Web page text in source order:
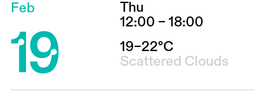
Feb
19
Thu
12:00 – 18:00
19–22°C
Scattered Clouds